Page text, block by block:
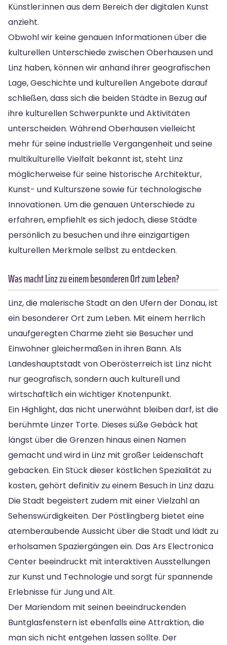
Künstler:innen aus dem Bereich der digitalen Kunst
anzieht.
Obwohl wir keine genauen Informationen über die
kulturellen Unterschiede zwischen Oberhausen und
Linz haben, können wir anhand ihrer geografischen
Lage, Geschichte und kulturellen Angebote darauf
schließen, dass sich die beiden Städte in Bezug auf
ihre kulturellen Schwerpunkte und Aktivitäten
unterscheiden. Während Oberhausen vielleicht
mehr für seine industrielle Vergangenheit und seine
multikulturelle Vielfalt bekannt ist, steht Linz
möglicherweise für seine historische Architektur,
Kunst- und Kulturszene sowie für technologische
Innovationen. Um die genauen Unterschiede zu
erfahren, empfiehlt es sich jedoch, diese Städte
persönlich zu besuchen und ihre einzigartigen
kulturellen Merkmale selbst zu entdecken.
Was macht Linz zu einem besonderen Ort zum Leben?
Linz, die malerische Stadt an den Ufern der Donau, ist
ein besonderer Ort zum Leben. Mit einem herrlich
unaufgeregten Charme zieht sie Besucher und
Einwohner gleichermaßen in ihren Bann. Als
Landeshauptstadt von Oberösterreich ist Linz nicht
nur geografisch, sondern auch kulturell und
wirtschaftlich ein wichtiger Knotenpunkt.
Ein Highlight, das nicht unerwähnt bleiben darf, ist die
berühmte Linzer Torte. Dieses süße Gebäck hat
längst über die Grenzen hinaus einen Namen
gemacht und wird in Linz mit großer Leidenschaft
gebacken. Ein Stück dieser köstlichen Spezialität zu
kosten, gehört definitiv zu einem Besuch in Linz dazu.
Die Stadt begeistert zudem mit einer Vielzahl an
Sehenswürdigkeiten. Der Pöstlingberg bietet eine
atemberaubende Aussicht über die Stadt und lädt zu
erholsamen Spaziergängen ein. Das Ars Electronica
Center beeindruckt mit interaktiven Ausstellungen
zur Kunst und Technologie und sorgt für spannende
Erlebnisse für Jung und Alt.
Der Mariendom mit seinen beeindruckenden
Buntglasfenstern ist ebenfalls eine Attraktion, die
man sich nicht entgehen lassen sollte. Der